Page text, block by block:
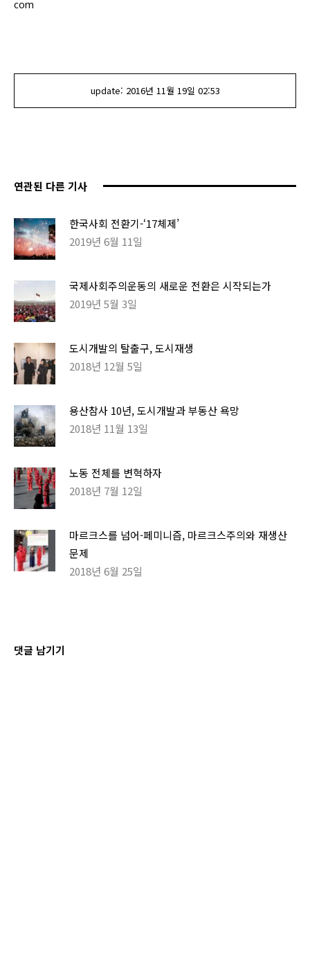
com
update: 2016년 11월 19일 02:53
연관된 다른 기사
한국사회 전환기-‘17체제’
2019년 6월 11일
국제사회주의운동의 새로운 전환은 시작되는가
2019년 5월 3일
도시개발의 탈출구, 도시재생
2018년 12월 5일
용산참사 10년, 도시개발과 부동산 욕망
2018년 11월 13일
노동 전체를 변혁하자
2018년 7월 12일
마르크스를 넘어-페미니즘, 마르크스주의와 재생산
문제
2018년 6월 25일
댓글 남기기